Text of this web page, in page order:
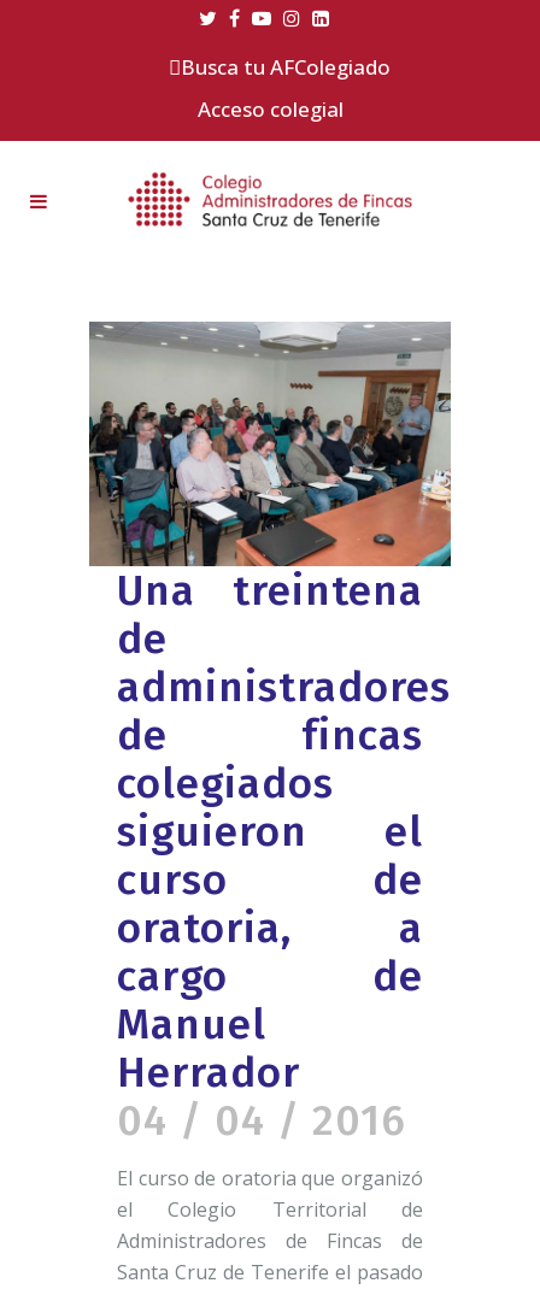
Busca tu AFColegiado
Acceso colegial
04 / 04 / 2016
Una treintena
de
administradores
de fincas
colegiados
siguieron el
curso de
oratoria, a
cargo de
Manuel
Herrador
El curso de oratoria que organizó
el Colegio Territorial de
Administradores de Fincas de
Santa Cruz de Tenerife el pasado